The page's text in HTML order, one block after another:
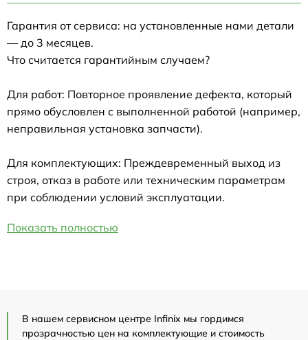
Гарантия от сервиса: на установленные нами детали
— до 3 месяцев.
Что считается гарантийным случаем?
Для работ: Повторное проявление дефекта, который
прямо обусловлен с выполненной работой (например,
неправильная установка запчасти).
Для комплектующих: Преждевременный выход из
строя, отказ в работе или техническим параметрам
при соблюдении условий эксплуатации.
Показать полностью
В нашем сервисном центре Infinix мы гордимся
прозрачностью цен на комплектующие и стоимость